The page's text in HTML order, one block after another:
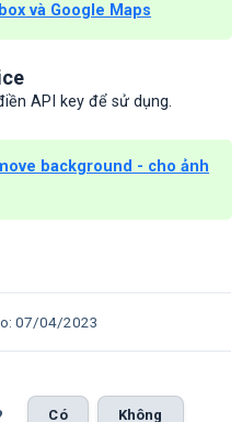
và Google Maps
API key để sử dụng.
background - cho ảnh
07/04/2023
Có Không